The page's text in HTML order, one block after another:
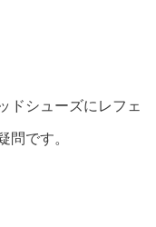
ドシューズにレフェ
問です。